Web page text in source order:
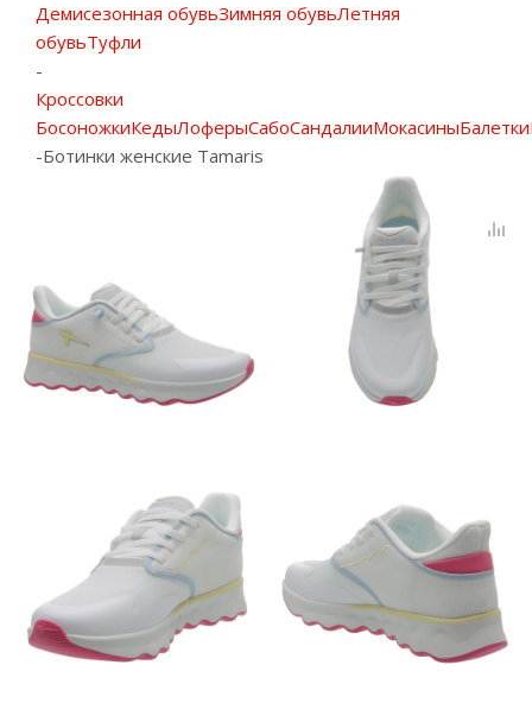
Демисезонная обувьЗимняя обувьЛетняя
обувьТуфли
-
Кроссовки
БосоножкиКедыЛоферыСабоСандалииМокасиныБалетки
-Ботинки женские Tamaris